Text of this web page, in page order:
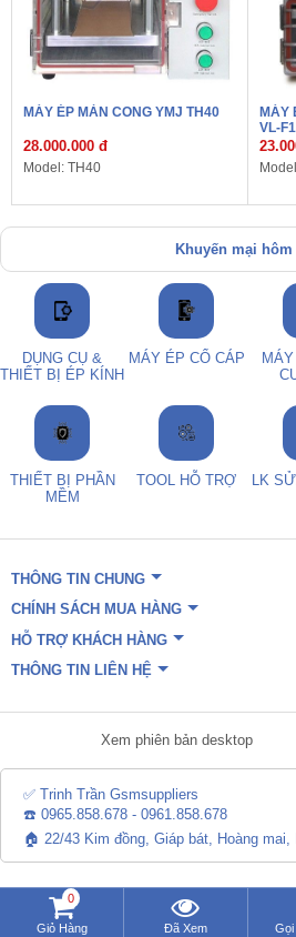
MÁY ÉP MÀN CONG YMJ TH40
28.000.000 đ
Model: TH40
MÁY
VL-
Khuyến mại hôm
DỤNG CỤ &
THIẾT BỊ ÉP KÍNH
MÁY ÉP CỔ CÁP
THIẾT BỊ PHẦN
MỀM
TOOL HỖ TRỢ LK
THÔNG TIN CHUNG
CHÍNH SÁCH MUA HÀNG
HỖ TRỢ KHÁCH HÀNG
THÔNG TIN LIÊN HỆ
Xem phiên bản desktop
Giỏ Hàng
0
Đã Xem Gọi
✅ Trinh Trần Gsmsuppliers
☎️ 0965.858.678 - 0961.858.678
🏠 22/43 Kim đồng, Giáp bát, Hoàng mai,